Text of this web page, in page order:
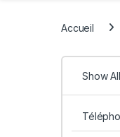
Accueil
Show